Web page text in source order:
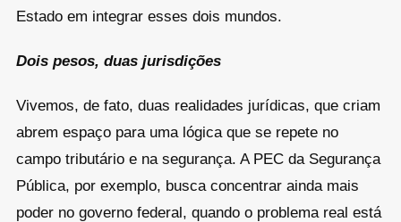
Estado em integrar esses dois mundos.
Dois pesos, duas jurisdições
Vivemos, de fato, duas realidades jurídicas, que criam
abrem espaço para uma lógica que se repete no
campo tributário e na segurança. A PEC da Segurança
Pública, por exemplo, busca concentrar ainda mais
poder no governo federal, quando o problema real está